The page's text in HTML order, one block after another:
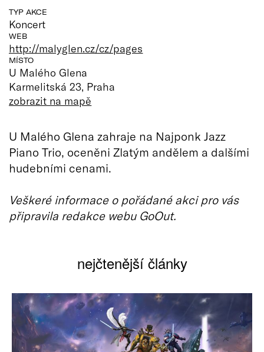
TYP AKCE
Koncert
WEB
http://malyglen.cz/cz/pages
MÍSTO
U Malého Glena
Karmelitská 23, Praha
zobrazit na mapě
U Malého Glena zahraje na Najponk Jazz
Piano Trio, oceněni Zlatým andělem a dalšími
hudebními cenami.
Veškeré informace o pořádané akci pro vás
připravila redakce webu GoOut.
nejčtenější články